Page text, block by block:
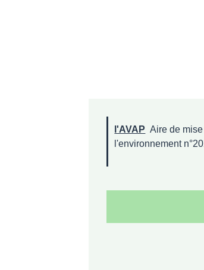
l'AVAP Aire de
l'environnement